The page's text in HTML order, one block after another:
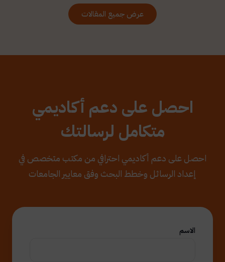
عرض جميع المقالات
احصل على دعم أكاديمي
متكامل لرسالتك
احصل على دعم أكاديمي احترافي من مكتب متخصص في
إعداد الرسائل وخطط البحث وفق معايير الجامعات
الاسم